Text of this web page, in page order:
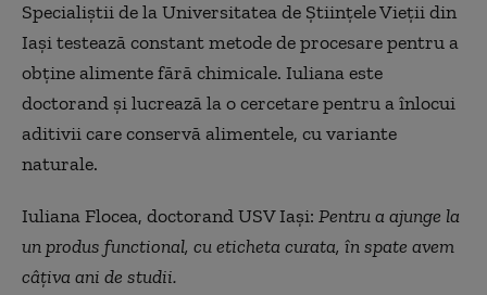
Specialiștii de la Universitatea de Științele Vieții din
Iași testează constant metode de procesare pentru a
obține alimente fără chimicale. Iuliana este
doctorand și lucrează la o cercetare pentru a înlocui
aditivii care conservă alimentele, cu variante
naturale.
Iuliana Flocea, doctorand USV Iași: Pentru a ajunge la
un produs functional, cu eticheta curata, în spate avem
câțiva ani de studii.